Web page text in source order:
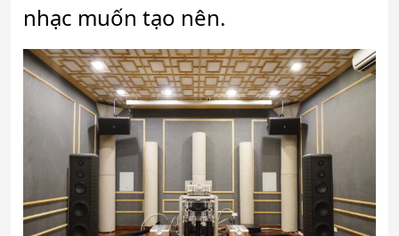
nhạc muốn tạo nên.